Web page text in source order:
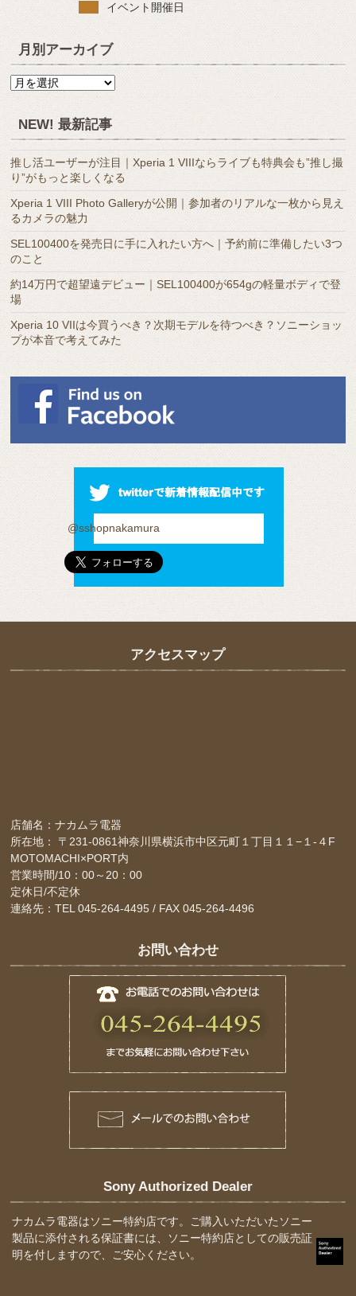
イベント開催日
月別アーカイブ
月
ー
カ
イ
ブ
NEW! 最新記事
推し活ユーザーが注目｜Xperia 1 VIIIならライブも特典会も”推し撮
り”がもっと楽しくなる
Xperia 1 VIII Photo Galleryが公開｜参加者のリアルな一枚から見え
るカメラの魅力
SEL100400を発売日に手に入れたい方へ｜予約前に準備したい3つ
のこと
約14万円で超望遠デビュー｜SEL100400が654gの軽量ボディで登
場
Xperia 10 VIIは今買うべき？次期モデルを待つべき？ソニーショッ
プが本音で考えてみた
@sshopnakamura
アクセスマップ
店舗名：ナカムラ電器
所在地： 〒231-0861神奈川県横浜市中区元町１丁目１１−１-４F
MOTOMACHI×PORT内
営業時間/10：00～20：00
定休日/不定休
連絡先：TEL 045-264-4495 / FAX 045-264-4496
お問い合わせ
Sony Authorized Dealer
ナカムラ電器はソニー特約店です。ご購入いただいたソニー
製品に添付される保証書には、ソニー特約店としての販売証
明を付しますので、ご安心ください。